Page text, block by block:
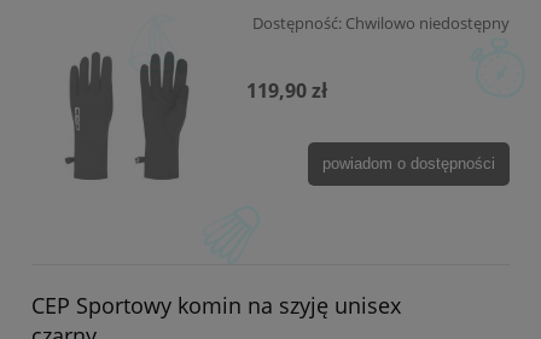
Dostępność: Chwilowo niedostępny
119,90 zł
powiadom o dostępności
CEP Sportowy komin na szyję unisex